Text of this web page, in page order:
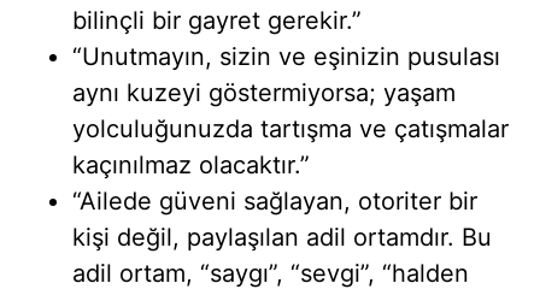
bilinçli bir gayret gerekir.”
“Unutmayın, sizin ve eşinizin pusulası
aynı kuzeyi göstermiyorsa; yaşam
yolculuğunuzda tartışma ve çatışmalar
kaçınılmaz olacaktır.”
“Ailede güveni sağlayan, otoriter bir
kişi değil, paylaşılan adil ortamdır. Bu
adil ortam, “saygı”, “sevgi”, “halden